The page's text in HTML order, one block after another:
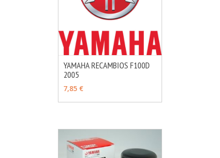
VER OPCIONES
YAMAHA RECAMBIOS F100D
2005
7,85 €